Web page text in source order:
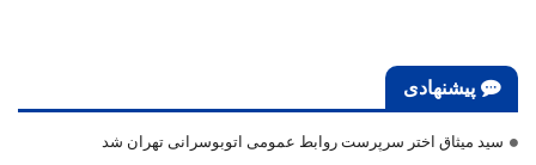
پیشنهادی
سید میثاق اختر سرپرست روابط عمومی اتوبوسرانی تهران شد